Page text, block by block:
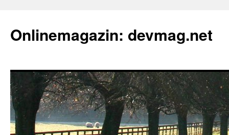
Onlinemagazin: devmag.net